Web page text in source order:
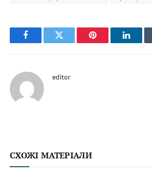
FacebookTwitter Pinterest
editor
СХОЖІ МАТЕРІАЛИ